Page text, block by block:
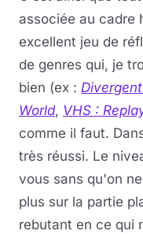
associée au cadre
excellent jeu de
de genres qui, je
bien (ex :
World, VHS :
comme il faut.
très réussi. Le
vous sans qu'on
plus sur la partie
rebutant en ce qui